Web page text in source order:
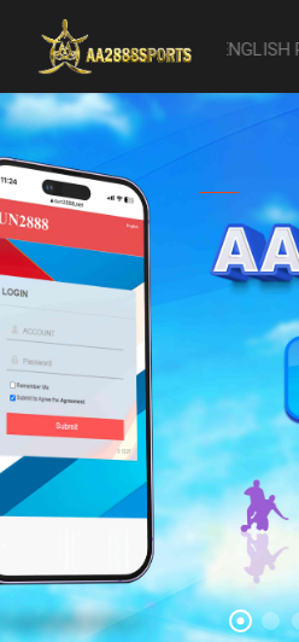
U21" [ENGLISH PREMIER